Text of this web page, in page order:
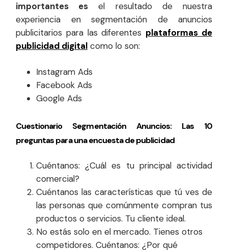
importantes es el resultado de nuestra
experiencia en segmentación de anuncios
publicitarios para las diferentes plataformas de
publicidad digital como lo son:
Instagram Ads
Facebook Ads
Google Ads
Cuestionario Segmentación Anuncios: Las 10
preguntas para una encuesta de publicidad
Cuéntanos: ¿Cuál es tu principal actividad
comercial?
Cuéntanos las características que tú ves de
las personas que comúnmente compran tus
productos o servicios. Tu cliente ideal.
No estás solo en el mercado. Tienes otros
competidores. Cuéntanos: ¿Por qué